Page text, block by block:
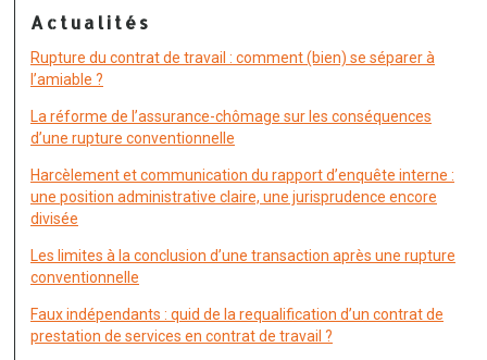
Actualités
Rupture du contrat de travail : comment (bien) se séparer à
l’amiable ?
La réforme de l’assurance-chômage sur les conséquences
d’une rupture conventionnelle
Harcèlement et communication du rapport d’enquête interne :
une position administrative claire, une jurisprudence encore
divisée
Les limites à la conclusion d’une transaction après une rupture
conventionnelle
Faux indépendants : quid de la requalification d’un contrat de
prestation de services en contrat de travail ?